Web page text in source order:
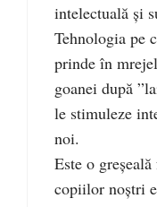
intelectuală și
Tehnologia pe
prinde în
goanei după
le stimuleze
noi.
Este o
copiilor noștri